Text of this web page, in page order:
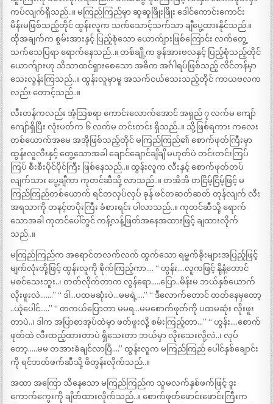
ကပ်လျက်ရှိသည်..။ မကြည်ကြည်မှာ ဆူဆူဖြိုးဖြိုး ဒေါင်ကောင်းကောင်း
မိန်းမဖြစ်သည့်တိုင် ထွန်းလူက သက်သောင့်သက်သာ ချီပွေ့ထားနိုင်သည်.။
ထိုအချက်က စွမ်းအားနှင့် ပြည့်စုံသော ယောက်ျားဖြစ်ကြောင်း လက်တွေ့
သက်သေပြရာ ရောက်နေသည်..။ တစ်ချို့က ခွန်အားဗလနှင့် ပြည့်စုံသည့်တိုင်
ယောက်ျားဟု သိသာထင်ရှားစေသော အဓိက အင်္ဂါရပ်ဖြစ်သည့် လိင်တန်မှာ
သေးလွန်းကြသည်..။ ထွန်းလူမှာမူ အသက်ငယ်သေးသည့်တိုင် ကာယဗလက
လည်း တောင့်သည်..။
လီးတန်ကလည်း အံ့သြစရာ ကောင်းလောက်အောင် အရှည် ၇ လက်မ ကျော်
ကျော်ရှိပြီး လုံးပတ်က ၆ လက်မ တင်းတင်း ရှိသည်..။ သို့ဖြစ်ရကား ကလေး
တစ်ယောက်အမေ အအိုဖြစ်သည့်တိုင် မကြည်ကြည်၏ စောက်ဖုတ်ကြီးမှာ
ထွန်းလူလီးနှင့် တွေ့သောအခါ ချောင်ချောင်ချိချိ မဟုတ်ပဲ တင်းတင်းကြပ်
ကြပ် စီးစီးပိုင်ပိုင်ကြီး ဖြစ်နေသည်..။ ထွန်းလူက လီးနှင့် စောက်ဖုတ်တပ်
လျက်သား ပွေ့ချီကာ ကုတင်ဆီသို့ လာသည်..။ တအိအိ တငြိမ့်ငြိမ့်ဖြင့် မ
ကြည်ကြည်တစ်ယောက် ရင်တလှပ်လှပ် ခုန် ဖင်တဆတ်ဆတ် တုန်လျက် လီး
အရသာကို တနင့်တပိုးကြီး ခံစားရင်း ပါလာသည်..။ ကုတင်ဆီသို့ ရောက်
သောအခါ ကုတင်ပေါ်တွင် ကန့်လန့်ဖြတ်အနေအထားဖြင့် ချထားလိုက်
သည်..။
မကြည်ကြည်က အရောင်တလက်လက် ထွက်သော ရမ္မက်ခိုးများအပြည့်ဖြင့်
မျက်လုံးတို့ဖြင့် ထွန်းလူကို စိုက်ကြည့်ကာ…. “ ဟွန်း….လူကဖြင့် နို့နံ့တောင်
မစင်သေးဘူး..၊ တတ်လိုက်တာက လွန်ရော…..ပြော..မိန်းမ ဘယ်နှစ်ယောက်
လိုးဖူးလဲ…….” “ ဒါ…ပထမဆုံးပဲ…မမရဲ့….” “ ဒီလောက်တောင် တတ်နေမှတော့
..ယုံပေါင်…..” “ တကယ်ပြောတာ မမရ…မမစောက်ဖုတ်ကို ပထမဆုံး လိုးဖူး
တာပဲ..၊ ဒါက အပြာစာအုပ်ထဲမှာ ဖတ်ဖူးလို့ စမ်းကြည့်တာ…” “ ဟွန်း….စောက်
ဖုတ်ထဲ လီးထည့်ထားတာပဲ ရှိသေးတာ ဘယ်မှာ လိုးသေးလို့လဲ..၊ လုပ်
တော့…..မမ တအားခံချင်လာပြီ….” ထွန်းလူက မကြည်ကြည် ပေါင်နှစ်ချောင်း
ကို ရင်ဘတ်ဖက်ဆီသို့ ဖိတွန်းလိုက်သည်..။
အထာ အကြော သိနေသော မကြည်ကြည်က သူမလက်နှစ်ဖက်ဖြင့် ဒူး
ကောက်ကွေးကို ချိတ်ထားလိုက်သည်..။ စောက်ဖုတ်ဖောင်းဖောင်းကြီးက